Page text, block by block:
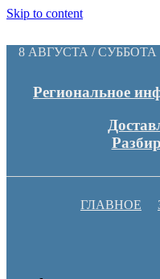
Skip to content
8 АВГУСТА / СУББОТА
Региональное
ГЛАВНОЕ